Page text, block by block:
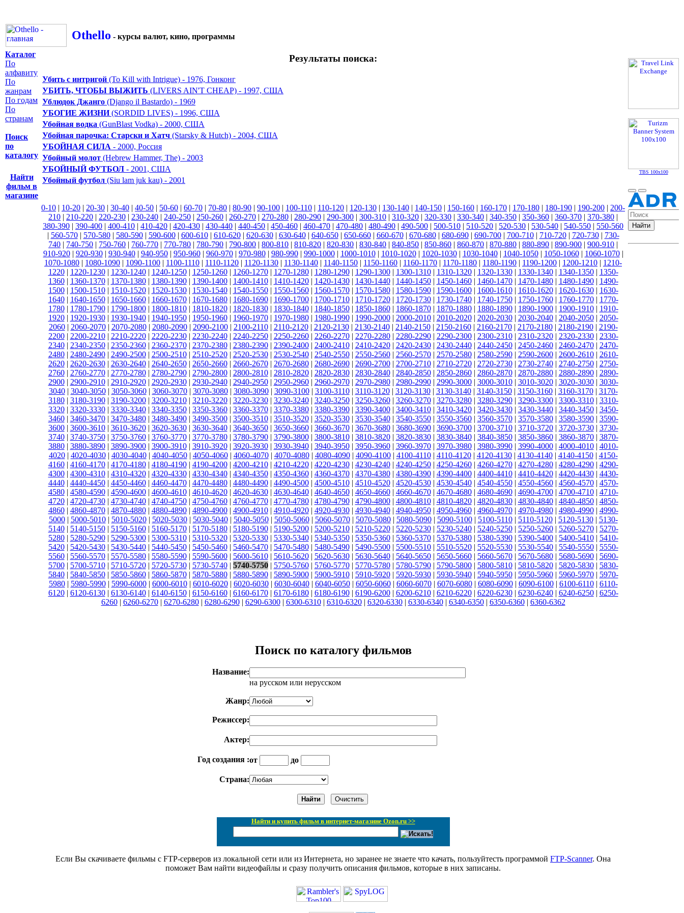
Othello - курсы валют, кино, программы
Каталог
По
алфавиту
По
жанрам
По годам
По
странам
Поиск
по
каталогу
Найти
фильм в
магазине
TBS 100x100
Результаты поиска:
Убить с интригой (To Kill with Intrigue) - 1976, Гонконг
УБИТЬ, ЧТОБЫ ВЫЖИТЬ (LIVERS AIN'T CHEAP) - 1997, США
Ублюдок Джанго (Django il Bastardo) - 1969
УБОГИЕ ЖИЗНИ(SORDID LIVES) - 1996, США
Убойная водка (GunBlast Vodka) - 2000, США
Убойная парочка: Старски и Хатч (Starsky & Hutch) - 2004, США
УБОЙНАЯ СИЛА - 2000, Россия
Убойный молот (Hebrew Hammer, The) - 2003
УБОЙНЫЙ ФУТБОЛ - 2001, США
Убойный футбол (Siu lam juk kau) - 2001
0-10 | 10-20 | 20-30 | 30-40 | 40-50 | 50-60 | 60-70 | 70-80 | 80-90 | 90-100 | 100-110 | 110-120 | 120-130 | 130-140 | 140-150 | 150-160 | 160-170 | 170-180 | 180-190 | 190-200 | 200-
210 | 210-220 | 220-230 | 230-240 | 240-250 | 250-260 | 260-270 | 270-280 | 280-290 | 290-300 | 300-310 | 310-320 | 320-330 | 330-340 | 340-350 | 350-360 | 360-370 | 370-380 |
380-390 | 390-400 | 400-410 | 410-420 | 420-430 | 430-440 | 440-450 | 450-460 | 460-470 | 470-480 | 480-490 | 490-500 | 500-510 | 510-520 | 520-530 | 530-540 | 540-550 | 550-560
| 560-570| 570-580| 580-590| 590-600| 600-610| 610-620| 620-630| 630-640| 640-650| 650-660| 660-670| 670-680| 680-690| 690-700| 700-710| 710-720| 720-730| 730-
740 | 740-750 | 750-760 | 760-770 | 770-780 | 780-790 | 790-800 | 800-810 | 810-820 | 820-830 | 830-840 | 840-850 | 850-860 | 860-870 | 870-880 | 880-890 | 890-900 | 900-910 |
910-920| 920-930| 930-940| 940-950| 950-960| 960-970| 970-980| 980-990| 990-1000| 1000-1010| 1010-1020| 1020-1030| 1030-1040| 1040-1050| 1050-1060| 1060-1070|
1070-1080 | 1080-1090 | 1090-1100 | 1100-1110 | 1110-1120 | 1120-1130 | 1130-1140 | 1140-1150 | 1150-1160 | 1160-1170 | 1170-1180 | 1180-1190 | 1190-1200 | 1200-1210 | 1210-
1220| 1220-1230| 1230-1240| 1240-1250| 1250-1260| 1260-1270| 1270-1280| 1280-1290| 1290-1300| 1300-1310| 1310-1320| 1320-1330| 1330-1340| 1340-1350| 1350-
1360| 1360-1370| 1370-1380| 1380-1390| 1390-1400| 1400-1410| 1410-1420| 1420-1430| 1430-1440| 1440-1450| 1450-1460| 1460-1470| 1470-1480| 1480-1490| 1490-
1500| 1500-1510| 1510-1520| 1520-1530| 1530-1540| 1540-1550| 1550-1560| 1560-1570| 1570-1580| 1580-1590| 1590-1600| 1600-1610| 1610-1620| 1620-1630| 1630-
1640| 1640-1650| 1650-1660| 1660-1670| 1670-1680| 1680-1690| 1690-1700| 1700-1710| 1710-1720| 1720-1730| 1730-1740| 1740-1750| 1750-1760| 1760-1770| 1770-
1780| 1780-1790| 1790-1800| 1800-1810| 1810-1820| 1820-1830| 1830-1840| 1840-1850| 1850-1860| 1860-1870| 1870-1880| 1880-1890| 1890-1900| 1900-1910| 1910-
1920| 1920-1930| 1930-1940| 1940-1950| 1950-1960| 1960-1970| 1970-1980| 1980-1990| 1990-2000| 2000-2010| 2010-2020| 2020-2030| 2030-2040| 2040-2050| 2050-
2060| 2060-2070| 2070-2080| 2080-2090| 2090-2100| 2100-2110| 2110-2120| 2120-2130| 2130-2140| 2140-2150| 2150-2160| 2160-2170| 2170-2180| 2180-2190| 2190-
2200| 2200-2210| 2210-2220| 2220-2230| 2230-2240| 2240-2250| 2250-2260| 2260-2270| 2270-2280| 2280-2290| 2290-2300| 2300-2310| 2310-2320| 2320-2330| 2330-
2340| 2340-2350| 2350-2360| 2360-2370| 2370-2380| 2380-2390| 2390-2400| 2400-2410| 2410-2420| 2420-2430| 2430-2440| 2440-2450| 2450-2460| 2460-2470| 2470-
2480| 2480-2490| 2490-2500| 2500-2510| 2510-2520| 2520-2530| 2530-2540| 2540-2550| 2550-2560| 2560-2570| 2570-2580| 2580-2590| 2590-2600| 2600-2610| 2610-
2620| 2620-2630| 2630-2640| 2640-2650| 2650-2660| 2660-2670| 2670-2680| 2680-2690| 2690-2700| 2700-2710| 2710-2720| 2720-2730| 2730-2740| 2740-2750| 2750-
2760| 2760-2770| 2770-2780| 2780-2790| 2790-2800| 2800-2810| 2810-2820| 2820-2830| 2830-2840| 2840-2850| 2850-2860| 2860-2870| 2870-2880| 2880-2890| 2890-
2900| 2900-2910| 2910-2920| 2920-2930| 2930-2940| 2940-2950| 2950-2960| 2960-2970| 2970-2980| 2980-2990| 2990-3000| 3000-3010| 3010-3020| 3020-3030| 3030-
3040| 3040-3050| 3050-3060| 3060-3070| 3070-3080| 3080-3090| 3090-3100| 3100-3110| 3110-3120| 3120-3130| 3130-3140| 3140-3150| 3150-3160| 3160-3170| 3170-
3180| 3180-3190| 3190-3200| 3200-3210| 3210-3220| 3220-3230| 3230-3240| 3240-3250| 3250-3260| 3260-3270| 3270-3280| 3280-3290| 3290-3300| 3300-3310| 3310-
3320| 3320-3330| 3330-3340| 3340-3350| 3350-3360| 3360-3370| 3370-3380| 3380-3390| 3390-3400| 3400-3410| 3410-3420| 3420-3430| 3430-3440| 3440-3450| 3450-
3460| 3460-3470| 3470-3480| 3480-3490| 3490-3500| 3500-3510| 3510-3520| 3520-3530| 3530-3540| 3540-3550| 3550-3560| 3560-3570| 3570-3580| 3580-3590| 3590-
3600| 3600-3610| 3610-3620| 3620-3630| 3630-3640| 3640-3650| 3650-3660| 3660-3670| 3670-3680| 3680-3690| 3690-3700| 3700-3710| 3710-3720| 3720-3730| 3730-
3740| 3740-3750| 3750-3760| 3760-3770| 3770-3780| 3780-3790| 3790-3800| 3800-3810| 3810-3820| 3820-3830| 3830-3840| 3840-3850| 3850-3860| 3860-3870| 3870-
3880| 3880-3890| 3890-3900| 3900-3910| 3910-3920| 3920-3930| 3930-3940| 3940-3950| 3950-3960| 3960-3970| 3970-3980| 3980-3990| 3990-4000| 4000-4010| 4010-
4020| 4020-4030| 4030-4040| 4040-4050| 4050-4060| 4060-4070| 4070-4080| 4080-4090| 4090-4100| 4100-4110| 4110-4120| 4120-4130| 4130-4140| 4140-4150| 4150-
4160| 4160-4170| 4170-4180| 4180-4190| 4190-4200| 4200-4210| 4210-4220| 4220-4230| 4230-4240| 4240-4250| 4250-4260| 4260-4270| 4270-4280| 4280-4290| 4290-
4300| 4300-4310| 4310-4320| 4320-4330| 4330-4340| 4340-4350| 4350-4360| 4360-4370| 4370-4380| 4380-4390| 4390-4400| 4400-4410| 4410-4420| 4420-4430| 4430-
4440| 4440-4450| 4450-4460| 4460-4470| 4470-4480| 4480-4490| 4490-4500| 4500-4510| 4510-4520| 4520-4530| 4530-4540| 4540-4550| 4550-4560| 4560-4570| 4570-
4580| 4580-4590| 4590-4600| 4600-4610| 4610-4620| 4620-4630| 4630-4640| 4640-4650| 4650-4660| 4660-4670| 4670-4680| 4680-4690| 4690-4700| 4700-4710| 4710-
4720| 4720-4730| 4730-4740| 4740-4750| 4750-4760| 4760-4770| 4770-4780| 4780-4790| 4790-4800| 4800-4810| 4810-4820| 4820-4830| 4830-4840| 4840-4850| 4850-
4860| 4860-4870| 4870-4880| 4880-4890| 4890-4900| 4900-4910| 4910-4920| 4920-4930| 4930-4940| 4940-4950| 4950-4960| 4960-4970| 4970-4980| 4980-4990| 4990-
5000| 5000-5010| 5010-5020| 5020-5030| 5030-5040| 5040-5050| 5050-5060| 5060-5070| 5070-5080| 5080-5090| 5090-5100| 5100-5110| 5110-5120| 5120-5130| 5130-
5140| 5140-5150| 5150-5160| 5160-5170| 5170-5180| 5180-5190| 5190-5200| 5200-5210| 5210-5220| 5220-5230| 5230-5240| 5240-5250| 5250-5260| 5260-5270| 5270-
5280| 5280-5290| 5290-5300| 5300-5310| 5310-5320| 5320-5330| 5330-5340| 5340-5350| 5350-5360| 5360-5370| 5370-5380| 5380-5390| 5390-5400| 5400-5410| 5410-
5420| 5420-5430| 5430-5440| 5440-5450| 5450-5460| 5460-5470| 5470-5480| 5480-5490| 5490-5500| 5500-5510| 5510-5520| 5520-5530| 5530-5540| 5540-5550| 5550-
5560| 5560-5570| 5570-5580| 5580-5590| 5590-5600| 5600-5610| 5610-5620| 5620-5630| 5630-5640| 5640-5650| 5650-5660| 5660-5670| 5670-5680| 5680-5690| 5690-
5700| 5700-5710| 5710-5720| 5720-5730| 5730-5740| 5740-5750| 5750-5760| 5760-5770| 5770-5780| 5780-5790| 5790-5800| 5800-5810| 5810-5820| 5820-5830| 5830-
5840| 5840-5850| 5850-5860| 5860-5870| 5870-5880| 5880-5890| 5890-5900| 5900-5910| 5910-5920| 5920-5930| 5930-5940| 5940-5950| 5950-5960| 5960-5970| 5970-
5980| 5980-5990| 5990-6000| 6000-6010| 6010-6020| 6020-6030| 6030-6040| 6040-6050| 6050-6060| 6060-6070| 6070-6080| 6080-6090| 6090-6100| 6100-6110| 6110-
6120| 6120-6130| 6130-6140| 6140-6150| 6150-6160| 6160-6170| 6170-6180| 6180-6190| 6190-6200| 6200-6210| 6210-6220| 6220-6230| 6230-6240| 6240-6250| 6250-
6260| 6260-6270| 6270-6280| 6280-6290| 6290-6300| 6300-6310| 6310-6320| 6320-6330| 6330-6340| 6340-6350| 6350-6360| 6360-6362
Поиск по каталогу фильмов
Название:
на русском или нерусском
Жанр:
Режиссер:
Актер:
Год создания :от до
Страна:
Найти и купить фильм в интернет-магазине Ozon.ru >>
Если Вы скачиваете фильмы с FTP-серверов из локальной сети или из Интернета, но заранее не знаете что качать, пользуйтесть программой FTP-Scanner. Она
поможет Вам найти видеофайлы и сразу получить описания фильмов, которые в них записаны.